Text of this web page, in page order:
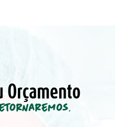
Orçamento